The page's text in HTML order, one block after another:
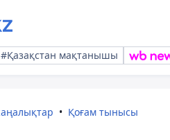
#Қазақстан мақтанышы
Қоғам тынысы